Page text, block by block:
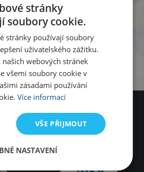
Plzeň
Píky 2025/1
plavců se nemůže mýlit
Youtube,FacebookaInstagram
stránky
soubory cookie.
stránky používají soubory
uživatelského zážitku.
našich webových stránek
všemi soubory cookie v
zásadami používání
Více informací
VŠE PŘIJMOUT
NASTAVENÍ